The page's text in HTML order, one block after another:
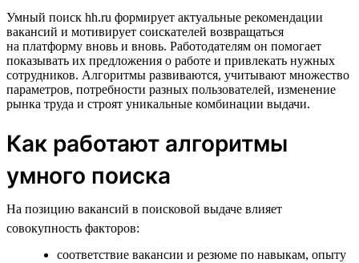
Умный поиск hh.ru формирует актуальные рекомендации
вакансий и мотивирует соискателей возвращаться
на платформу вновь и вновь. Работодателям он помогает
показывать их предложения о работе и привлекать нужных
сотрудников. Алгоритмы развиваются, учитывают множество
параметров, потребности разных пользователей, изменение
рынка труда и строят уникальные комбинации выдачи.
Как работают алгоритмы
умного поиска
На позицию вакансий в поисковой выдаче влияет
совокупность факторов:
соответствие вакансии и резюме по навыкам, опыту